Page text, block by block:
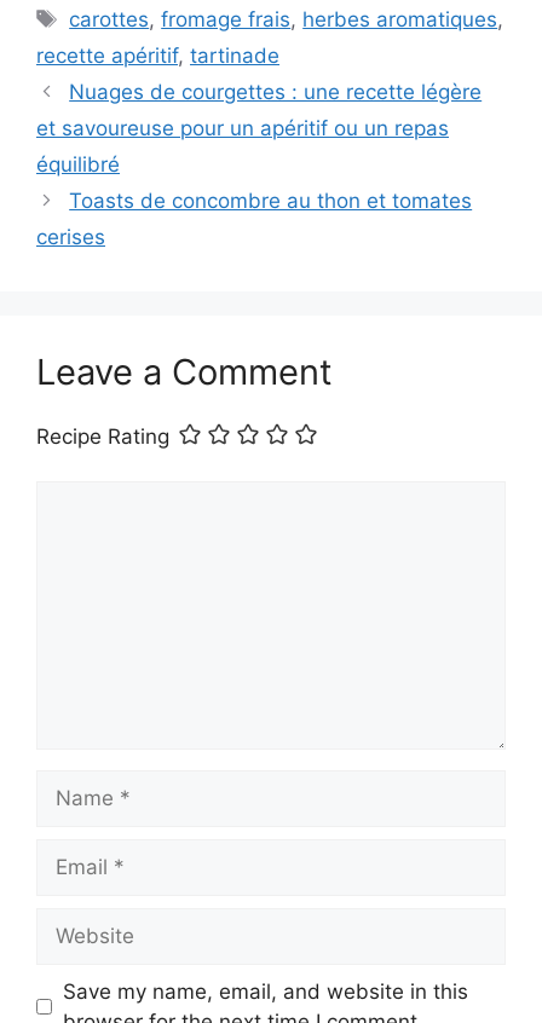
Tags
carottes,fromage frais, herbes aromatiques,
recette apéritif, tartinade
Nuages de courgettes : une recette légère
et savoureuse pour un apéritif ou un repas
équilibré
Toasts de concombre au thon et tomates
cerises
Leave a Comment
Recipe Rating
Save my name, email, and website in this